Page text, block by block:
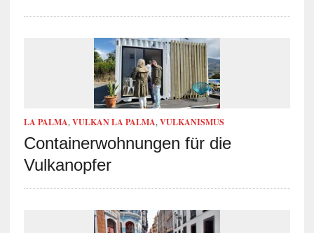
LA PALMA,VULKAN LA PALMA,VULKANISMUS
Containerwohnungen für die
Vulkanopfer